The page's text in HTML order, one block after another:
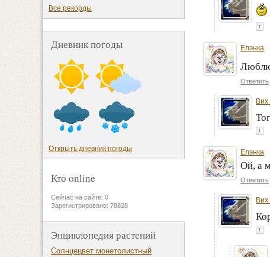
↑
Елэнка
Люблю
Ответить
↑
Елэнка
Ой, а
Ответить
↑
Все рекорды
Дневник погоды
Открыть дневник погоды
Кто online
Сейчас на сайте: 0
Зарегистрировано: 78828
Энциклопедия растений
Солнцецвет монетолистный